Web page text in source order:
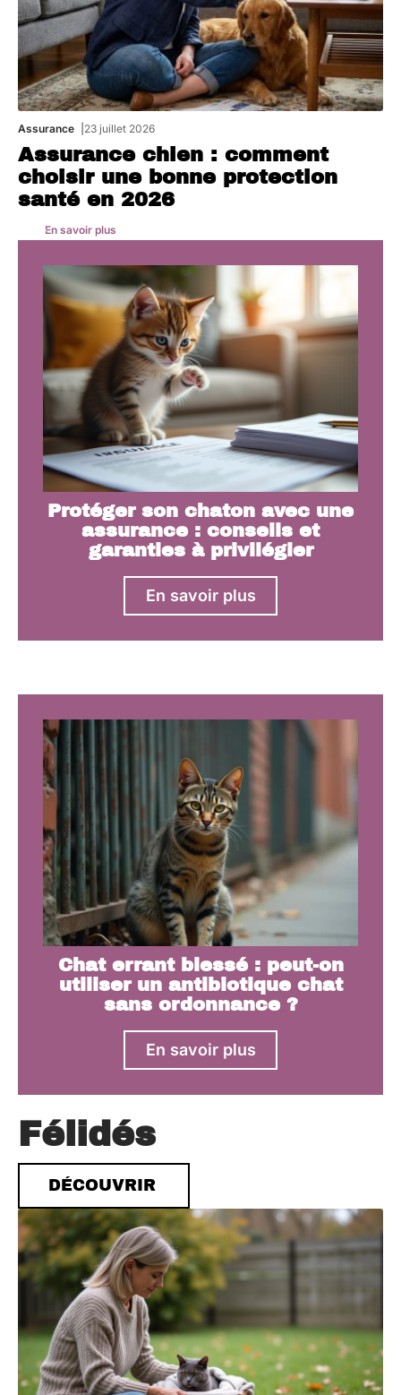
Assurance 23 juillet 2026
Assurance chien : comment
choisir une bonne protection
santé en 2026
En savoir plus
Protéger son chaton avec une
assurance : conseils et
garanties à privilégier
En savoir plus
Chat errant blessé : peut-on
utiliser un antibiotique chat
sans ordonnance ?
En savoir plus
Félidés
DÉCOUVRIR